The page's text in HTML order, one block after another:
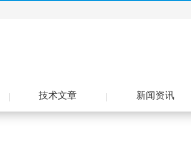
技术文章 新闻资讯